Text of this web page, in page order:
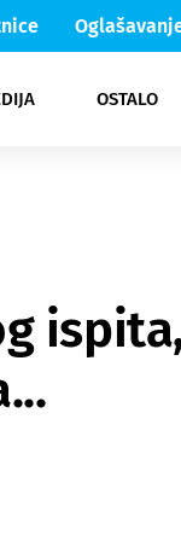
OSTALO
Lika & Senj
TV